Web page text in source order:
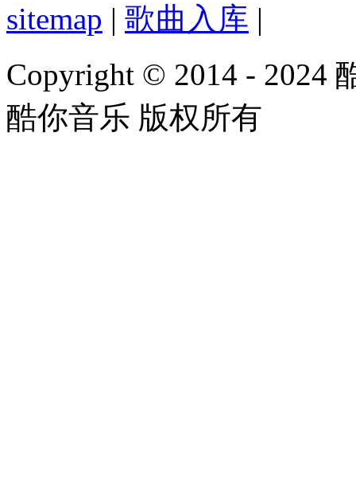
sitemap | 歌曲入库 |
Copyright © 2014 - 2024
酷你音乐 版权所有